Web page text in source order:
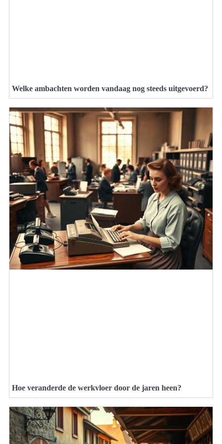
Welke ambachten worden vandaag nog steeds uitgevoerd?
Hoe veranderde de werkvloer door de jaren heen?